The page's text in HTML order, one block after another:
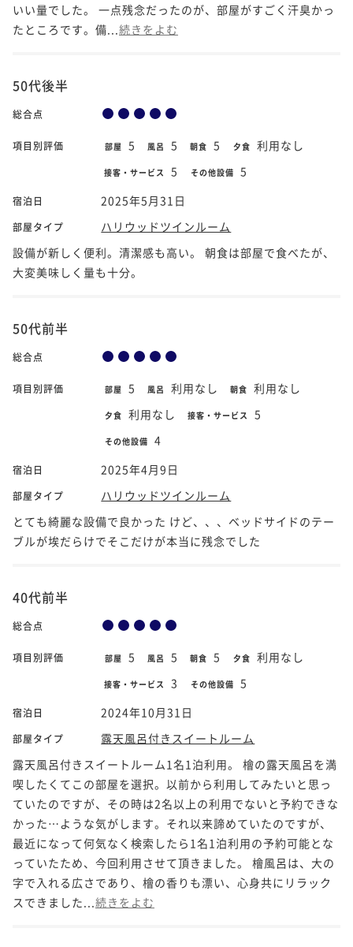
いい量でした。 一点残念だったのが、部屋がすごく汗臭かっ
たところです。備... 続きをよむ
50代後半
総合点
項目別評価 部屋 5 風呂 5 朝食 5 夕食 利用なし
接客・サービス 5 その他設備 5
宿泊日 2025年5月31日
部屋タイプ
ハリウッドツインルーム
設備が新しく便利。清潔感も高い。 朝食は部屋で食べたが、
大変美味しく量も十分。
50代前半
総合点
項目別評価 部屋 5 風呂 利用なし 朝食 利用なし
夕食 利用なし 接客・サービス 5
その他設備 4
宿泊日 2025年4月9日
部屋タイプ
ハリウッドツインルーム
とても綺麗な設備で良かった けど、、、ベッドサイドのテー
ブルが埃だらけでそこだけが本当に残念でした
40代前半
総合点
項目別評価 部屋 5 風呂 5 朝食 5 夕食 利用なし
接客・サービス 3 その他設備 5
宿泊日 2024年10月31日
部屋タイプ
露天風呂付きスイートルーム
露天風呂付きスイートルーム1名1泊利用。 檜の露天風呂を満
喫したくてこの部屋を選択。以前から利用してみたいと思っ
ていたのですが、その時は2名以上の利用でないと予約できな
かった…ような気がします。それ以来諦めていたのですが、
最近になって何気なく検索したら1名1泊利用の予約可能とな
っていたため、今回利用させて頂きました。 檜風呂は、大の
字で入れる広さであり、檜の香りも漂い、心身共にリラック
スできました... 続きをよむ